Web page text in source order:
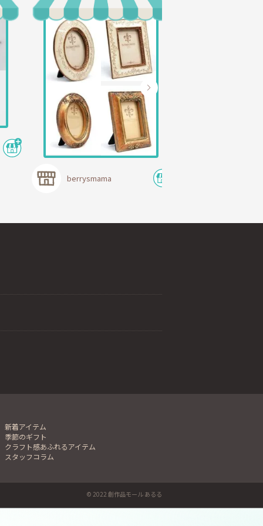
berrysmama
新着アイテム
季節のギフト
クラフト感あふれるアイテム
スタッフコラム
© 2022 創作品モール あるる